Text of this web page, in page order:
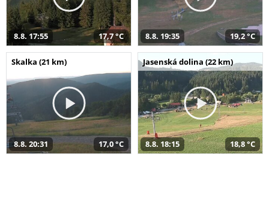
8.8. 17:55 17,7 °C 8.8. 19:35 19,2 °C
Skalka (21 km)
8.8. 20:31 17,0 °C
Jasenská dolina (22 km)
8.8. 18:15 18,8 °C